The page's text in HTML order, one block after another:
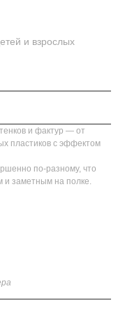
и взрослых
и фактур — от
пластиков с эффектом
по-разному, что
и заметным на полке.